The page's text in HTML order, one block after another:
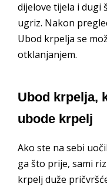
dijelove tijela i dugi
ugriz. Nakon
Ubod krpelja se
otklanjanjem.
Ubod krpelja,
ubode krpelj
Ako ste na sebi
ga što prije, sami
krpelj duže